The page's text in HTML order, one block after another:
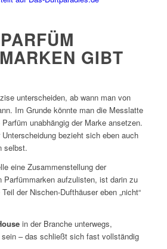
GIBT
unterscheiden, ab wann man von
Im Grunde könnte man die Messlatte
unabhängig der Marke ansetzen.
bezieht sich eben auch
selbst.
eine Zusammenstellung der
Parfümmarken aufzulisten, ist darin zu
der Nischen-Dufthäuser eben „nicht“
in der Branche unterwegs,
– das schließt sich fast vollständig